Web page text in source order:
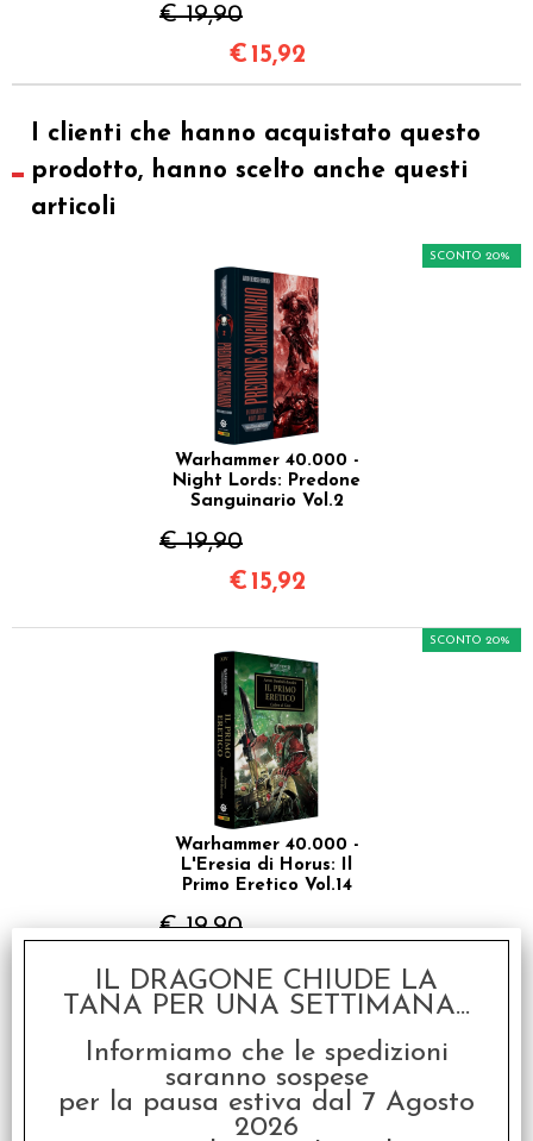
€ 19,90
€ 15,92
I clienti che hanno acquistato questo
prodotto, hanno scelto anche questi
articoli
Warhammer 40.000 -
Night Lords: Predone
Sanguinario Vol.2
€ 19,90
SCONTO 20%
€ 15,92
Warhammer 40.000 -
L'Eresia di Horus: Il
Primo Eretico Vol.14
€ 19,90
SCONTO 20%
€ 15,92
IL DRAGONE CHIUDE LA
TANA PER UNA SETTIMANA...
Informiamo che le spedizioni
saranno sospese
per la pausa estiva dal 7 Agosto
2026